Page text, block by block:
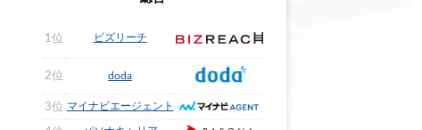
1位 ビズリーチ
2位 doda
3位 マイナビエージェント